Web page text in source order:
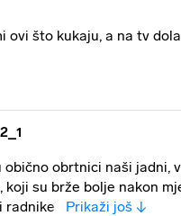
ovi što kukaju, a na tv
obično obrtnici naši jadni,
koji su brže bolje nakon
i Prikaži još ↓